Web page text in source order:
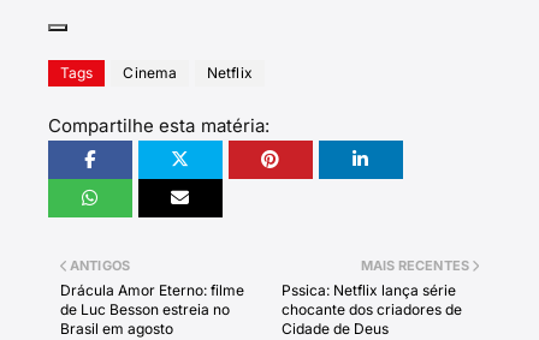
Tags Cinema Netflix
Compartilhe esta matéria:
MAIS RECENTES
Pssica: Netflix lança série
chocante dos criadores de
Cidade de Deus
ANTIGOS
Drácula Amor Eterno: filme
de Luc Besson estreia no
Brasil em agosto